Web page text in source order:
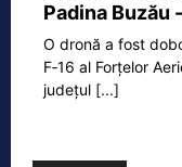
Padina Buzău
O dronă a fost
F‑16 al Forțelor
județul [...]